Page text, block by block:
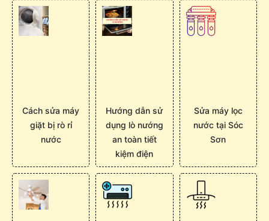
Cách sửa máy
giặt bị rò rỉ
nước
Hướng dẫn sử
dụng lò nướng
an toàn tiết
kiệm điện
Sửa máy lọc
nước tại Sóc
Sơn